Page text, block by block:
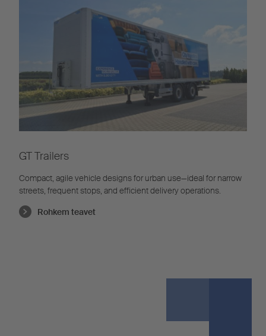
GT Trailers
Compact, agile vehicle designs for urban use—ideal for narrow
streets, frequent stops, and efficient delivery operations.
Rohkem teavet